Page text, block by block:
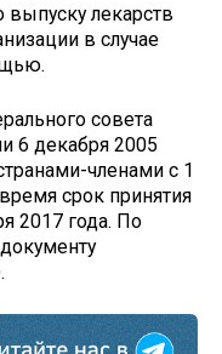
лекарств
в случае
совета
6 декабря 2005
членами с 1
срок принятия
2017 года. По